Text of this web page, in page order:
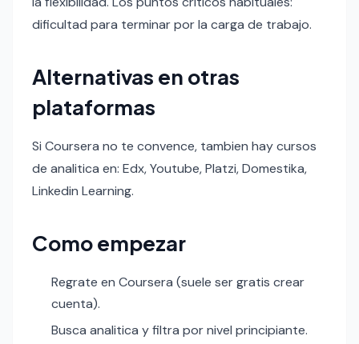
dificultad para terminar por la carga de trabajo.
Alternativas en otras
plataformas
Si Coursera no te convence, tambien hay cursos
de analitica en: Edx, Youtube, Platzi, Domestika,
Linkedin Learning.
Como empezar
Regrate en Coursera (suele ser gratis crear
cuenta).
Busca analitica y filtra por nivel principiante.